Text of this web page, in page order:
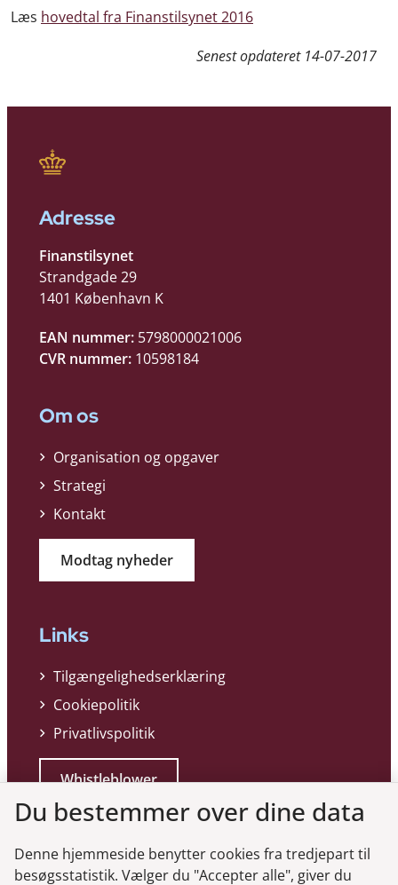
Læs hovedtal fra Finanstilsynet 2016
Senest opdateret 14-07-2017
Adresse
Finanstilsynet
Strandgade 29
1401 København K
EAN nummer: 5798000021006
CVR nummer: 10598184
Om os
Organisation og opgaver
Strategi
Kontakt
Modtag nyheder
Links
Tilgængelighedserklæring
Cookiepolitik
Privatlivspolitik
Whistleblower
Du bestemmer over dine data
Denne hjemmeside benytter cookies fra tredjepart til
besøgsstatistik. Vælger du "Accepter alle", giver du